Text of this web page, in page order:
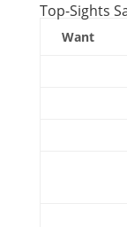
Top-Sights
Want